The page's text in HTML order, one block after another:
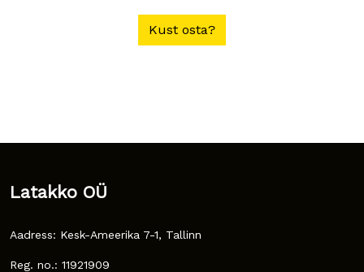
Kust osta?
Latakko OÜ
Aadress: Kesk-Ameerika 7-1, Tallinn
Reg. no.: 11921909